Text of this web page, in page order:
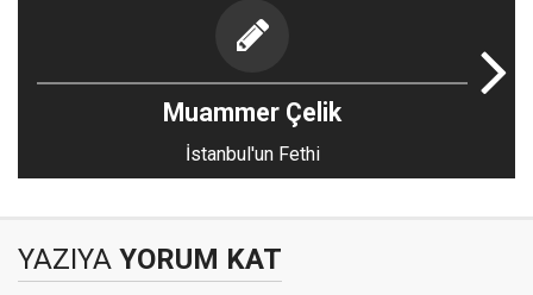
Muammer Çelik
İstanbul'un Fethi
YAZIYA YORUM KAT